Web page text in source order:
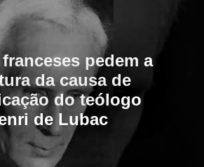
pedem a
da causa de
do teólogo
de Lubac